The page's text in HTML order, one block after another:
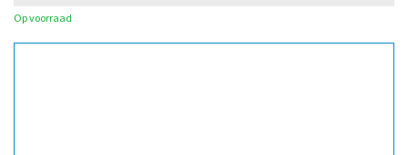
Op voorraad